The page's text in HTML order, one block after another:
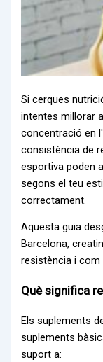
Si cerques
intentes millorar
concentració en
consistència de
esportiva poden
segons el teu
correctament.
Aquesta guia
Barcelona,
resistència i com
Què significa
Els suplements
suplements
suport a: